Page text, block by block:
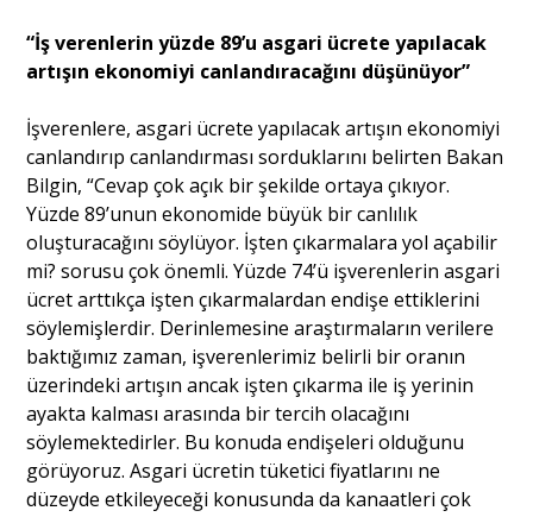
“İş verenlerin yüzde 89’u asgari ücrete yapılacak
artışın ekonomiyi canlandıracağını düşünüyor”
İşverenlere, asgari ücrete yapılacak artışın ekonomiyi
canlandırıp canlandırması sorduklarını belirten Bakan
Bilgin, “Cevap çok açık bir şekilde ortaya çıkıyor.
Yüzde 89’unun ekonomide büyük bir canlılık
oluşturacağını söylüyor. İşten çıkarmalara yol açabilir
mi? sorusu çok önemli. Yüzde 74’ü işverenlerin asgari
ücret arttıkça işten çıkarmalardan endişe ettiklerini
söylemişlerdir. Derinlemesine araştırmaların verilere
baktığımız zaman, işverenlerimiz belirli bir oranın
üzerindeki artışın ancak işten çıkarma ile iş yerinin
ayakta kalması arasında bir tercih olacağını
söylemektedirler. Bu konuda endişeleri olduğunu
görüyoruz. Asgari ücretin tüketici fiyatlarını ne
düzeyde etkileyeceği konusunda da kanaatleri çok